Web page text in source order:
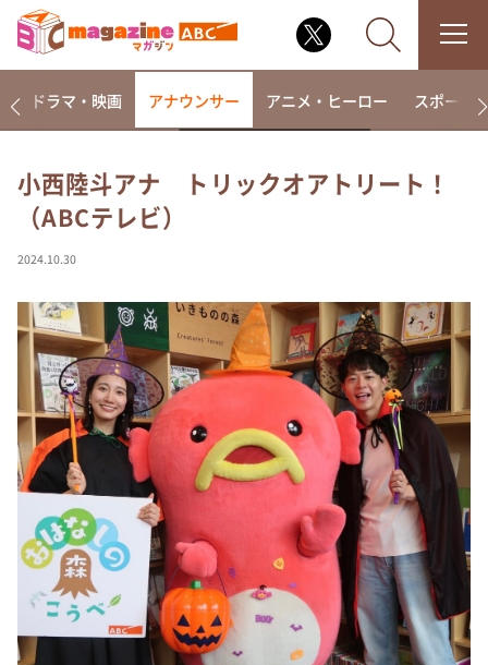
なるみ・岡村の過ぎるTV
相席食堂
～人生密着トークバラエティ！～ やすとものいたっ
て真剣です
探偵！ナイトスクープ
news おかえり
河合＆A.B.C-Z塚田×福井アナ「なんでやねん！？」
（news おかえり）
DAIGOも台所 ～きょうの献立 何にする？～
本日はダイアンなり！シーズン２
朝だ！生です旅サラダ
教えて！ニュースライブ 正義のミカタ
ＬＩＦＥ～夢のカタチ～
ドラマ・映画 アナウンサー アニメ・ヒーロー スポーツ
小西陸斗アナ トリックオアトリート！
（ABCテレビ）
2024.10.30